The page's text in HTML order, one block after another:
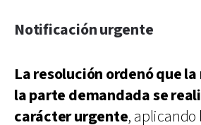
Notificación urgente
La resolución ordenó que
la parte demandada se
carácter urgente, aplicando